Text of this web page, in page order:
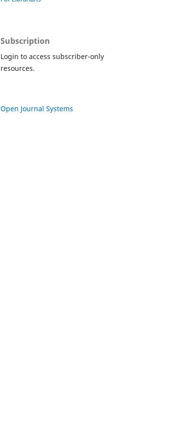
Subscription
Login to access subscriber-only
resources.
Open Journal Systems